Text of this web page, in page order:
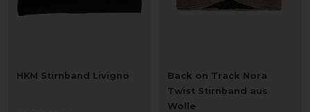
HKM Stirnband Livigno
Back on Track Nora
Twist Stirnband aus
Wolle